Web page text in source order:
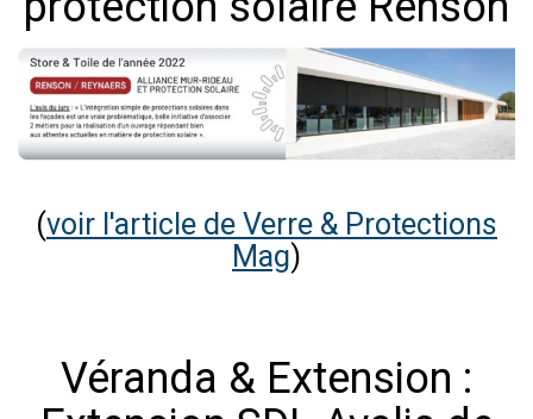
(voir l'article de Verre & Protections
Mag)
Véranda & Extension :